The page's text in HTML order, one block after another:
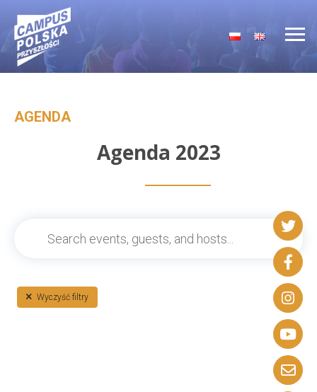
Main Navigation
AGENDA
Agenda 2023
Wyczyść filtry